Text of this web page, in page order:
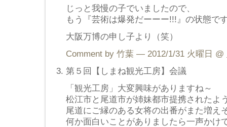
じっと我慢の子でいましたので、
もう『芸術は爆発だーーー!!!』の状態で
大阪万博の申し子より（笑）
Comment by 竹葉 — 2012/1/31 火曜日 @
第５回【しまね観光工房】会議
「観光工房」大変興味がありますね～
松江市と尾道市が姉妹都市提携されたよ
尾道にご縁のある女将の出番がまた増え
何か面白いことがありましたら一声かけ